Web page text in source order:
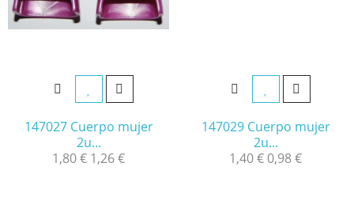
147027 Cuerpo mujer
2u...
1,80 € 1,26 €
147029 Cuerpo mujer
2u...
1,40 € 0,98 €